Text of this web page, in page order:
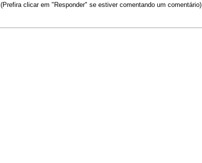
(Prefira clicar em "Responder" se estiver comentando um comentário)